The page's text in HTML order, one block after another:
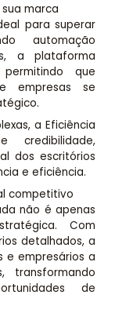
marca
para superar
automação
a plataforma
que
empresas se
a Eficiência
credibilidade,
dos escritórios
e eficiência.
competitivo
não é apenas
Com
detalhados, a
e empresários a
transformando
de